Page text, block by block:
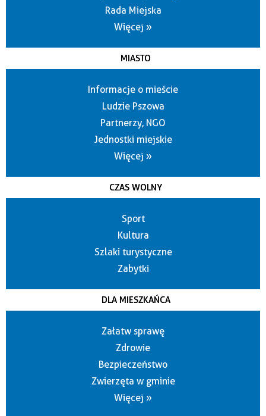
Rada Miejska
Więcej »
MIASTO
Informacje o mieście
Ludzie Pszowa
Partnerzy, NGO
Jednostki miejskie
Więcej »
CZAS WOLNY
Sport
Kultura
Szlaki turystyczne
Zabytki
DLA MIESZKAŃCA
Załatw sprawę
Zdrowie
Bezpieczeństwo
Zwierzęta w gminie
Więcej »